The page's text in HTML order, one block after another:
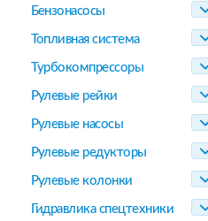
Бензонасосы
Топливная система
Турбокомпрессоры
Рулевые рейки
Рулевые насосы
Рулевые редукторы
Рулевые колонки
Гидравлика спецтехники